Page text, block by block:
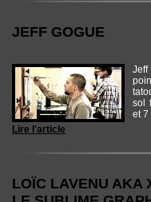
JEFF GOGUE
sol
et 7
Lire l'article
LOÏC LAVENU AKA